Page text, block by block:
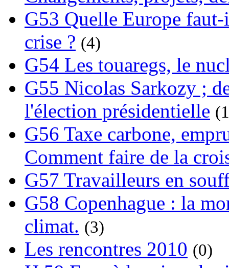
G53 Quelle Europe
crise ? (4)
G54 Les touaregs, le
G55 Nicolas Sarkozy ;
l'élection présidentielle
G56 Taxe carbone,
Comment faire de la
G57 Travailleurs en
G58 Copenhague : la
climat. (3)
Les rencontres 2010 (0)